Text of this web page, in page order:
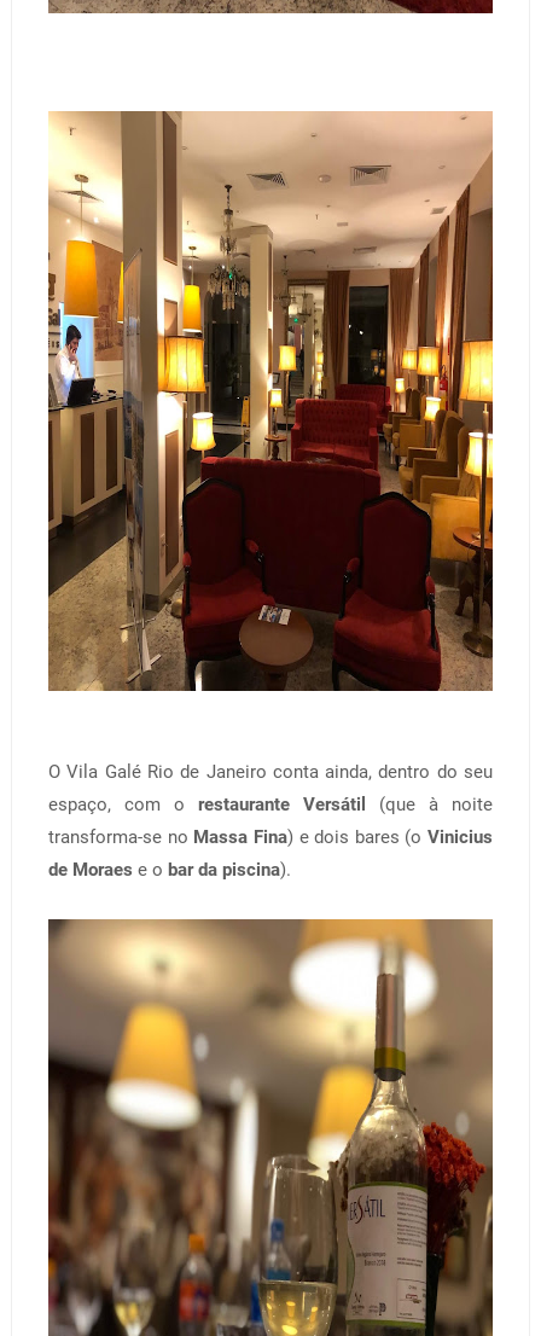
O Vila Galé Rio de Janeiro conta ainda, dentro do seu
espaço, com o restaurante Versátil
(que à noite
transforma-se no Massa Fina) e dois bares (oVinicius
de Moraes e o bar da piscina).